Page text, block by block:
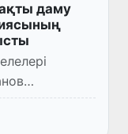
даму
Сенатының